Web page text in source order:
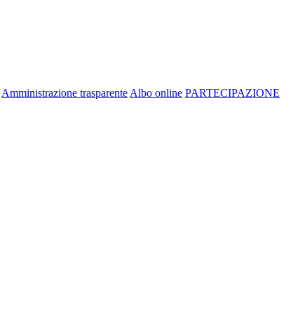
Amministrazione trasparente Albo online PARTECIPAZIONE